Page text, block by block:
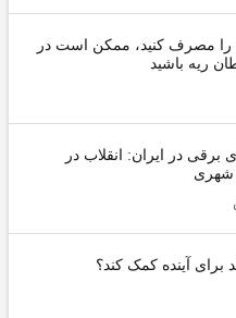
کنید، ممکن است در
باشید
ایران: انقلاب در
آینده کمک کند؟